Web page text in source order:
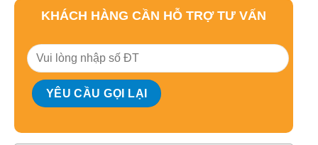
KHÁCH HÀNG CẦN HỖ TRỢ TƯ VẤN